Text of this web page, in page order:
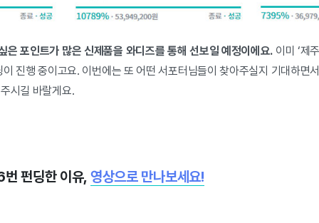
은 포인트가 많은 신제품을 와디즈를 통해 선보일 예정이에요. 이미 ‘제
이 진행 중이고요. 이번에는 또 어떤 서포터님들이 찾아주실지 기대하면
시길 바랄게요.
펀딩한 이유, 영상으로 만나보세요!